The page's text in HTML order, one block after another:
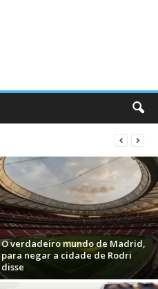
O verdadeiro mundo de Madrid,
para negar a cidade de Rodri
disse